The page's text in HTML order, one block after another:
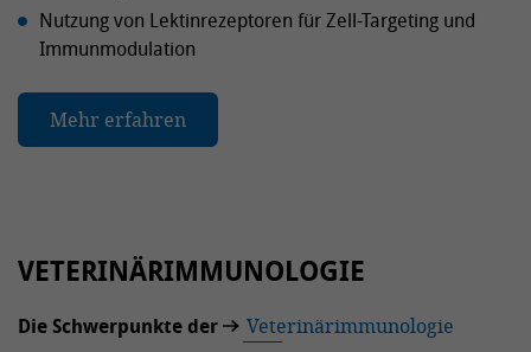
Nutzung von Lektinrezeptoren für Zell-Targeting und
Immunmodulation
Mehr erfahren
VETERINÄRIMMUNOLOGIE
Die Schwerpunkte der
Veterinärimmunologie